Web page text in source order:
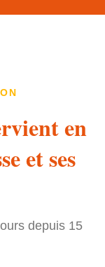
en
et ses
depuis 15